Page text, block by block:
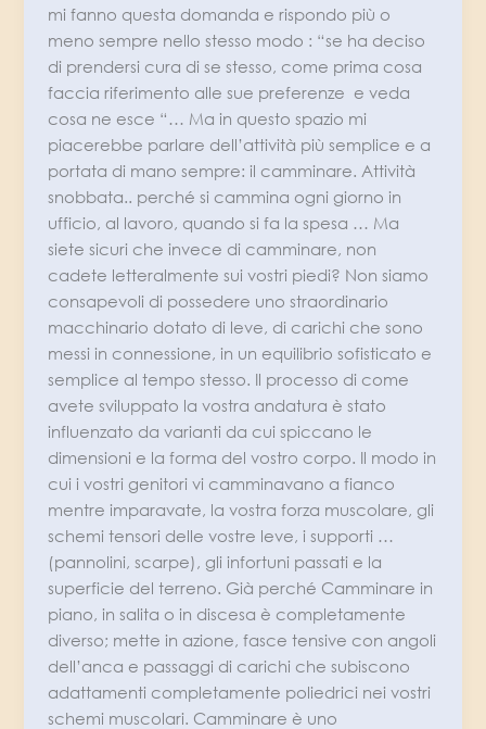
mi fanno questa domanda e rispondo più o
meno sempre nello stesso modo : “se ha deciso
di prendersi cura di se stesso, come prima cosa
faccia riferimento alle sue preferenze e veda
cosa ne esce “… Ma in questo spazio mi
piacerebbe parlare dell’attività più semplice e a
portata di mano sempre: il camminare. Attività
snobbata.. perché si cammina ogni giorno in
ufficio, al lavoro, quando si fa la spesa … Ma
siete sicuri che invece di camminare, non
cadete letteralmente sui vostri piedi? Non siamo
consapevoli di possedere uno straordinario
macchinario dotato di leve, di carichi che sono
messi in connessione, in un equilibrio sofisticato e
semplice al tempo stesso. Il processo di come
avete sviluppato la vostra andatura è stato
influenzato da varianti da cui spiccano le
dimensioni e la forma del vostro corpo. Il modo in
cui i vostri genitori vi camminavano a fianco
mentre imparavate, la vostra forza muscolare, gli
schemi tensori delle vostre leve, i supporti …
(pannolini, scarpe), gli infortuni passati e la
superficie del terreno. Già perché Camminare in
piano, in salita o in discesa è completamente
diverso; mette in azione, fasce tensive con angoli
dell’anca e passaggi di carichi che subiscono
adattamenti completamente poliedrici nei vostri
schemi muscolari. Camminare è uno